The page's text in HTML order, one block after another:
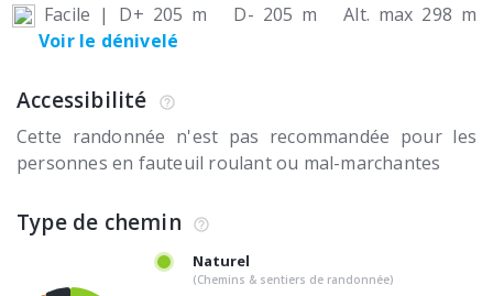
Facile | D+ 205 m D- 205 m
Alt. max 298 m
Voir le dénivelé
Accessibilité
Cette randonnée n'est pas recommandée pour les
personnes en fauteuil roulant ou mal-marchantes
Type de chemin
Naturel
(Chemins & sentiers de randonnée)